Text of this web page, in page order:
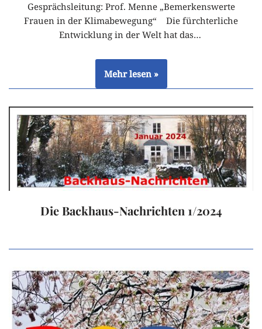
Gesprächsleitung: Prof. Menne „Bemerkenswerte
Frauen in der Klimabewegung“ Die fürchterliche
Entwicklung in der Welt hat das…
Mehr lesen »
Die Backhaus-Nachrichten 1/2024